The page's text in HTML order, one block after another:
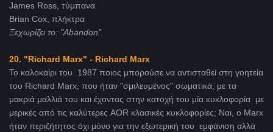
James Ross, τύμπανα
Brian Cox, πλήκτρα
Ξεχωρίζει το: "Abandon".
20. "Richard Marx" - Richard Marx
Το καλοκαίρι του 1987 ποιος μπορούσε να αντισταθεί στη γοητεία
του Richard Marx, που ήταν "σμιλευμένος" σωματικά, με τα
μακριά μαλλιά του και έχοντας στην κατοχή του μία κυκλοφορία με
μερικές από τις καλύτερες AOR κλασικές κυκλοφορίες; Ναι, ο Marx
ήταν περιζήτητος όχι μόνο για την εξωτερική του εμφάνιση αλλά